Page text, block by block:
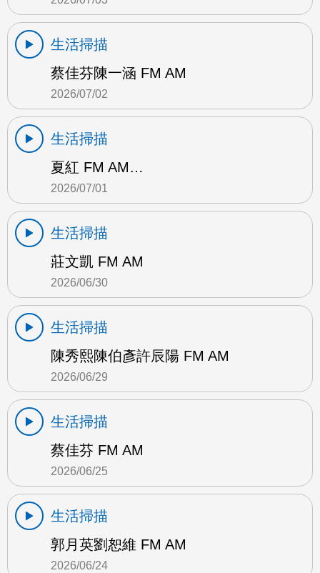
生活掃描
蔡佳芬陳一涵 FM AM
2026/07/02
生活掃描
夏紅 FM AM…
2026/07/01
生活掃描
莊文凱 FM AM
2026/06/30
生活掃描
陳秀熙陳伯彥許辰陽 FM AM
2026/06/29
生活掃描
蔡佳芬 FM AM
2026/06/25
生活掃描
郭月英劉恕維 FM AM
2026/06/24